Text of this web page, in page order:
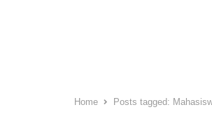
Home Posts tagged: